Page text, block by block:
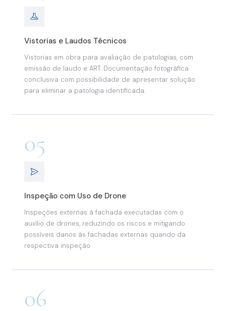
Vistorias e Laudos Técnicos
Vistorias em obra para avaliação de patologias, com
emissão de laudo e ART. Documentação fotográfica
conclusiva com possibilidade de apresentar solução
para eliminar a patologia identificada.
05
Inspeção com Uso de Drone
Inspeções externas à fachada executadas com o
auxílio de drones, reduzindo os riscos e mitigando
possíveis danos às fachadas externas quando da
respectiva inspeção.
06